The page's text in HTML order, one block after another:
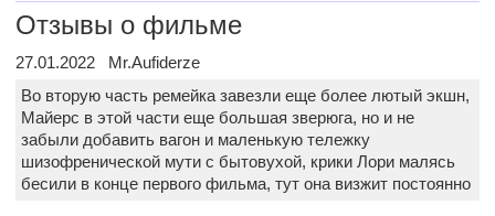
Отзывы о фильме
27.01.2022 Mr.Aufiderze
Во вторую часть ремейка завезли еще более лютый экшн,
Майерс в этой части еще большая зверюга, но и не
забыли добавить вагон и маленькую тележку
шизофренической мути с бытовухой, крики Лори малясь
бесили в конце первого фильма, тут она визжит постоянно